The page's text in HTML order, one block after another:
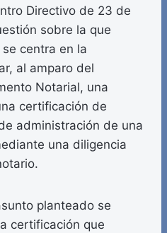
Directivo de 23 de
sobre la que
centra en la
al amparo del
Notarial, una
certificación de
administración de una
una diligencia
planteado se
certificación que